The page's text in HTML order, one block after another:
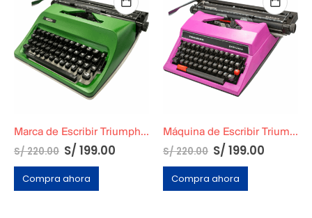
Marca de Escribir Triumph Standard Verde
S/220.00 El
precio
original
era:
S/ 220.00.
S/ 199.00El
S/ 199.00.
Compra ahora
Máquina de Escribir Triumph Gabriele
S/220.00 El
precio
original
era:
S/ 220.00.
S/ 199.00El
Compra ahora